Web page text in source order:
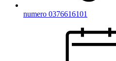
numero 0376616101